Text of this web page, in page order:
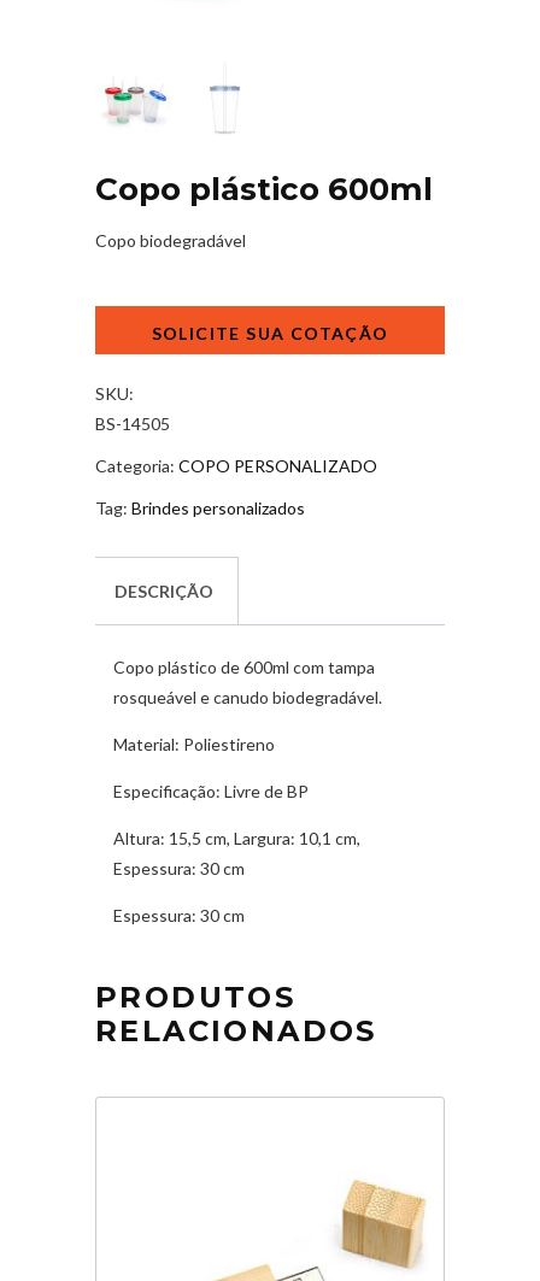
Copo plástico 600ml
Copo biodegradável
SKU:
BS-14505
Categoria: COPO PERSONALIZADO
Tag: Brindes personalizados
DESCRIÇÃO
Copo plástico de 600ml com tampa
rosqueável e canudo biodegradável.
Material: Poliestireno
Especificação: Livre de BP
Altura: 15,5 cm, Largura: 10,1 cm,
Espessura: 30 cm
Espessura: 30 cm
PRODUTOS
RELACIONADOS